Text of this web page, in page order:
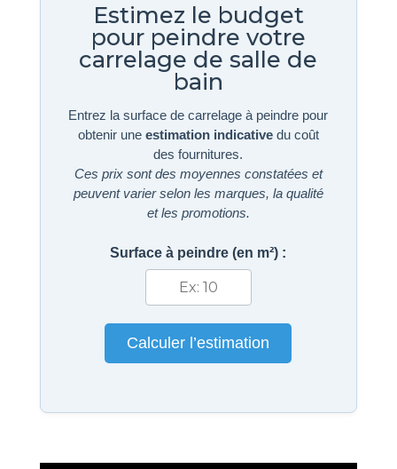
Estimez le budget
pour peindre votre
carrelage de salle de
bain
Entrez la surface de carrelage à peindre pour
obtenir une estimation indicativedu coût
des fournitures.
Ces prix sont des moyennes constatées et
peuvent varier selon les marques, la qualité
et les promotions.
Surface à peindre (en m²) :
Calculer l’estimation